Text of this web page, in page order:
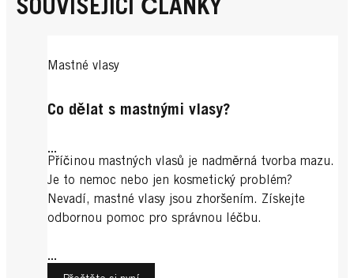
SOUVISEJÍCÍ ČLÁNKY
Mastné vlasy
Co dělat s mastnými vlasy?
...
Příčinou mastných vlasů je nadměrná tvorba mazu.
Je to nemoc nebo jen kosmetický problém?
Nevadí, mastné vlasy jsou zhoršením. Získejte
odbornou pomoc pro správnou léčbu.
...